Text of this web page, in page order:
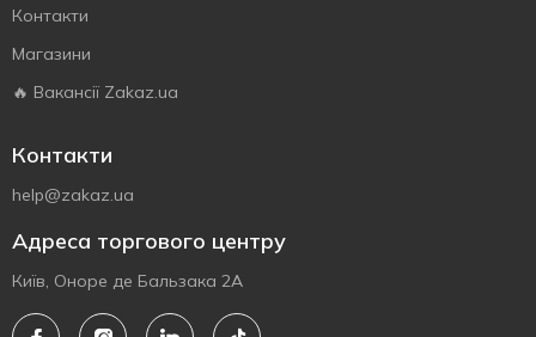
Контакти
Магазини
🔥 Вакансії Zakaz.ua
Контакти
help@zakaz.ua
Адреса торгового центру
Київ, Оноре де Бальзака 2А